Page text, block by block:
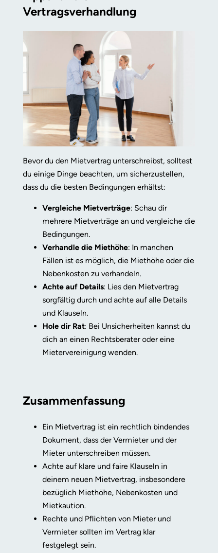
Vertragsverhandlung
Bevor du den Mietvertrag unterschreibst, solltest
du einige Dinge beachten, um sicherzustellen,
dass du die besten Bedingungen erhältst:
Vergleiche Mietverträge: Schau dir
mehrere Mietverträge an und vergleiche die
Bedingungen.
Verhandle die Miethöhe: In manchen
Fällen ist es möglich, die Miethöhe oder die
Nebenkosten zu verhandeln.
Achte auf Details: Lies den Mietvertrag
sorgfältig durch und achte auf alle Details
und Klauseln.
Hole dir Rat: Bei Unsicherheiten kannst du
dich an einen Rechtsberater oder eine
Mietervereinigung wenden.
Zusammenfassung
Ein Mietvertrag ist ein rechtlich bindendes
Dokument, dass der Vermieter und der
Mieter unterschreiben müssen.
Achte auf klare und faire Klauseln in
deinem neuen Mietvertrag, insbesondere
bezüglich Miethöhe, Nebenkosten und
Mietkaution.
Rechte und Pflichten von Mieter und
Vermieter sollten im Vertrag klar
festgelegt sein.